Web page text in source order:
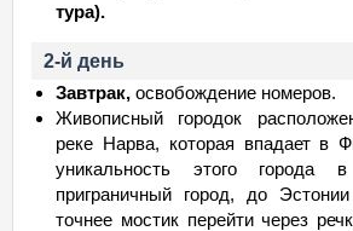
тура).
2-й день
Завтрак, освобождение номеров.
Живописный городок
реке Нарва, которая впадает в
уникальность этого
приграничный город, до
точнее мостик перейти через